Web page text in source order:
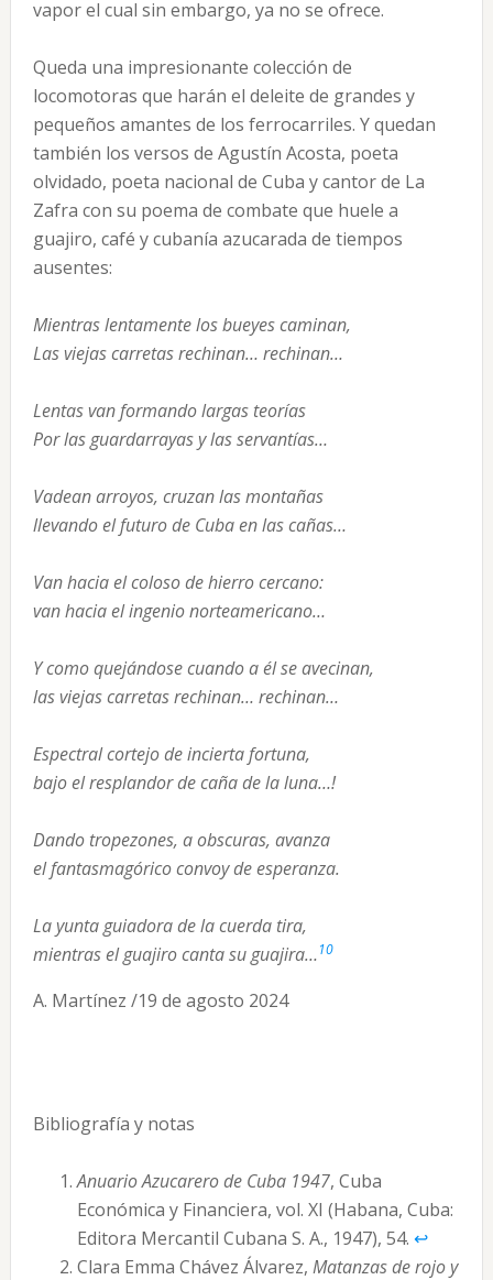
vapor el cual sin embargo, ya no se ofrece.
Queda una impresionante colección de
locomotoras que harán el deleite de grandes y
pequeños amantes de los ferrocarriles. Y quedan
también los versos de Agustín Acosta, poeta
olvidado, poeta nacional de Cuba y cantor de La
Zafra con su poema de combate que huele a
guajiro, café y cubanía azucarada de tiempos
ausentes:
Mientras lentamente los bueyes caminan,
Las viejas carretas rechinan… rechinan…
Lentas van formando largas teorías
Por las guardarrayas y las servantías…
Vadean arroyos, cruzan las montañas
llevando el futuro de Cuba en las cañas…
Van hacia el coloso de hierro cercano:
van hacia el ingenio norteamericano…
Y como quejándose cuando a él se avecinan,
las viejas carretas rechinan… rechinan…
Espectral cortejo de incierta fortuna,
bajo el resplandor de caña de la luna…!
Dando tropezones, a obscuras, avanza
el fantasmagórico convoy de esperanza.
La yunta guiadora de la cuerda tira,
mientras el guajiro canta su guajira…10
A. Martínez /19 de agosto 2024
Bibliografía y notas
Anuario Azucarero de Cuba 1947, Cuba
Económica y Financiera, vol. XI (Habana, Cuba:
Editora Mercantil Cubana S. A., 1947), 54. ↩︎
Clara Emma Chávez Álvarez, Matanzas de rojo y